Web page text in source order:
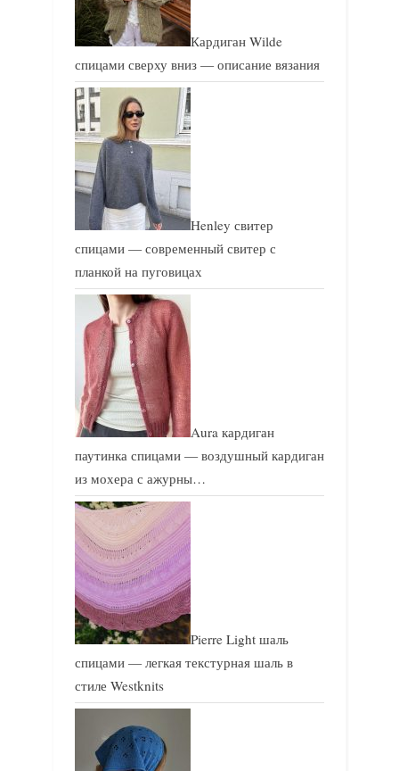
Кардиган Wilde
спицами сверху вниз — описание вязания
Henley свитер
спицами — современный свитер с
планкой на пуговицах
Aura кардиган
паутинка спицами — воздушный кардиган
из мохера с ажурны…
Pierre Light шаль
спицами — легкая текстурная шаль в
стиле Westknits